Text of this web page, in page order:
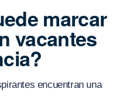
marcar
vacantes
encuentran una